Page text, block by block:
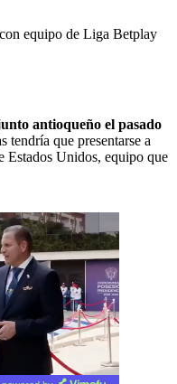
equipo de Liga Betplay
antioqueño el pasado
tendría que presentarse a
Estados Unidos, equipo que